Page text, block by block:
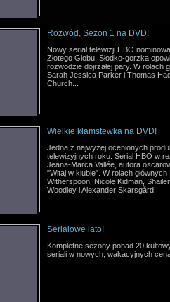
Rozwód, Sezon 1 na DVD!
Nowy serial telewizji HBO
Złotego Globu. Słodko-gorzka
rozwodzie dojrzałej pary. W rolach
Sarah Jessica Parker i Thomas
Church...
Wielkie kłamstewka na DVD!
Jedna z najwyżej ocenionych
telewizyjnych roku. Serial HBO w
Jeana-Marca Vallée, autora
"Witaj w klubie". W rolach głównych
Witherspoon, Nicole Kidman,
Woodley i Alexander Skarsgård!
Serialowe lato!
Kompletne sezony ponad 20
seriali w nowych, wakacyjnych